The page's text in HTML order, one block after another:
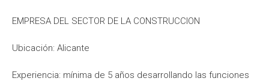
EMPRESA DEL SECTOR DE LA CONSTRUCCION
Ubicación: Alicante
Experiencia: mínima de 5 años desarrollando las funciones